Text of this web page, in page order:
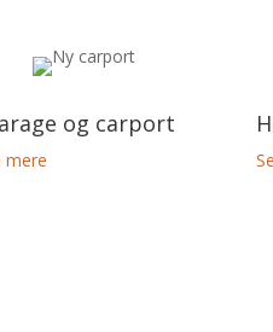
og carport
mere